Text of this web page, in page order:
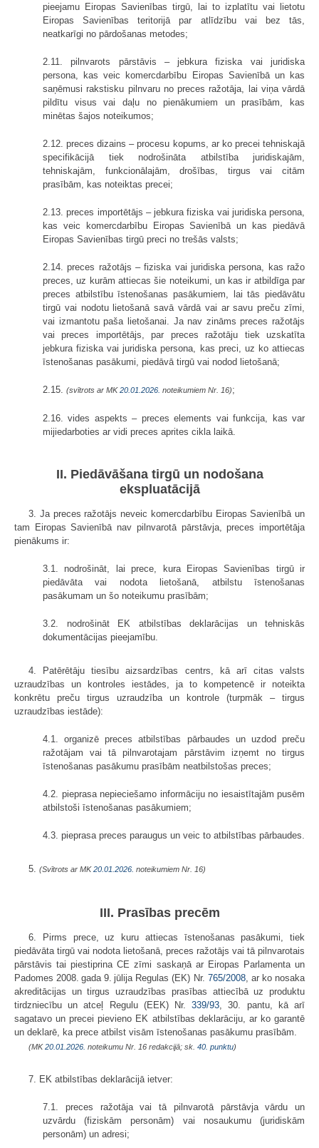
pieejamu Eiropas Savienības tirgū, lai to izplatītu vai lietotu
Eiropas Savienības teritorijā par atlīdzību vai bez tās,
neatkarīgi no pārdošanas metodes;
2.11. pilnvarots pārstāvis – jebkura fiziska vai juridiska
persona, kas veic komercdarbību Eiropas Savienībā un kas
saņēmusi rakstisku pilnvaru no preces ražotāja, lai viņa vārdā
pildītu visus vai daļu no pienākumiem un prasībām, kas
minētas šajos noteikumos;
2.12. preces dizains – procesu kopums, ar ko precei tehniskajā
specifikācijā tiek nodrošināta atbilstība juridiskajām,
tehniskajām, funkcionālajām, drošības, tirgus vai citām
prasībām, kas noteiktas precei;
2.13. preces importētājs – jebkura fiziska vai juridiska persona,
kas veic komercdarbību Eiropas Savienībā un kas piedāvā
Eiropas Savienības tirgū preci no trešās valsts;
2.14. preces ražotājs – fiziska vai juridiska persona, kas ražo
preces, uz kurām attiecas šie noteikumi, un kas ir atbildīga par
preces atbilstību īstenošanas pasākumiem, lai tās piedāvātu
tirgū vai nodotu lietošanā savā vārdā vai ar savu preču zīmi,
vai izmantotu paša lietošanai. Ja nav zināms preces ražotājs
vai preces importētājs, par preces ražotāju tiek uzskatīta
jebkura fiziska vai juridiska persona, kas preci, uz ko attiecas
īstenošanas pasākumi, piedāvā tirgū vai nodod lietošanā;
2.15. (svītrots ar MK20.01.2026. noteikumiem Nr. 16);
2.16. vides aspekts – preces elements vai funkcija, kas var
mijiedarboties ar vidi preces aprites cikla laikā.
II. Piedāvāšana tirgū un nodošana
ekspluatācijā
3. Ja preces ražotājs neveic komercdarbību Eiropas Savienībā un
tam Eiropas Savienībā nav pilnvarotā pārstāvja, preces importētāja
pienākums ir:
3.1. nodrošināt, lai prece, kura Eiropas Savienības tirgū ir
piedāvāta vai nodota lietošanā, atbilstu īstenošanas
pasākumam un šo noteikumu prasībām;
3.2. nodrošināt EK atbilstības deklarācijas un tehniskās
dokumentācijas pieejamību.
4. Patērētāju tiesību aizsardzības centrs, kā arī citas valsts
uzraudzības un kontroles iestādes, ja to kompetencē ir noteikta
konkrētu preču tirgus uzraudzība un kontrole (turpmāk – tirgus
uzraudzības iestāde):
4.1. organizē preces atbilstības pārbaudes un uzdod preču
ražotājam vai tā pilnvarotajam pārstāvim izņemt no tirgus
īstenošanas pasākumu prasībām neatbilstošas preces;
4.2. pieprasa nepieciešamo informāciju no iesaistītajām pusēm
atbilstoši īstenošanas pasākumiem;
4.3. pieprasa preces paraugus un veic to atbilstības pārbaudes.
5. (Svītrots ar MK20.01.2026. noteikumiem Nr. 16)
III. Prasības precēm
6. Pirms prece, uz kuru attiecas īstenošanas pasākumi, tiek
piedāvāta tirgū vai nodota lietošanā, preces ražotājs vai tā pilnvarotais
pārstāvis tai piestiprina CE zīmi saskaņā ar Eiropas Parlamenta un
Padomes 2008. gada 9. jūlija Regulas (EK) Nr. 765/2008, ar ko nosaka
akreditācijas un tirgus uzraudzības prasības attiecībā uz produktu
tirdzniecību un atceļ Regulu (EEK) Nr.339/93 , 30. pantu, kā arī
sagatavo un precei pievieno EK atbilstības deklarāciju, ar ko garantē
un deklarē, ka prece atbilst visām īstenošanas pasākumu prasībām.
(MK20.01.2026. noteikumu Nr. 16 redakcijā; sk. 40. punktu)
7. EK atbilstības deklarācijā ietver:
7.1. preces ražotāja vai tā pilnvarotā pārstāvja vārdu un
uzvārdu (fiziskām personām) vai nosaukumu (juridiskām
personām) un adresi;